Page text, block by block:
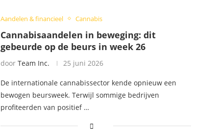
Aandelen & financieel Cannabis
Cannabisaandelen in beweging: dit
gebeurde op de beurs in week 26
door Team Inc. 25 juni 2026
De internationale cannabissector kende opnieuw een
bewogen beursweek. Terwijl sommige bedrijven
profiteerden van positief …